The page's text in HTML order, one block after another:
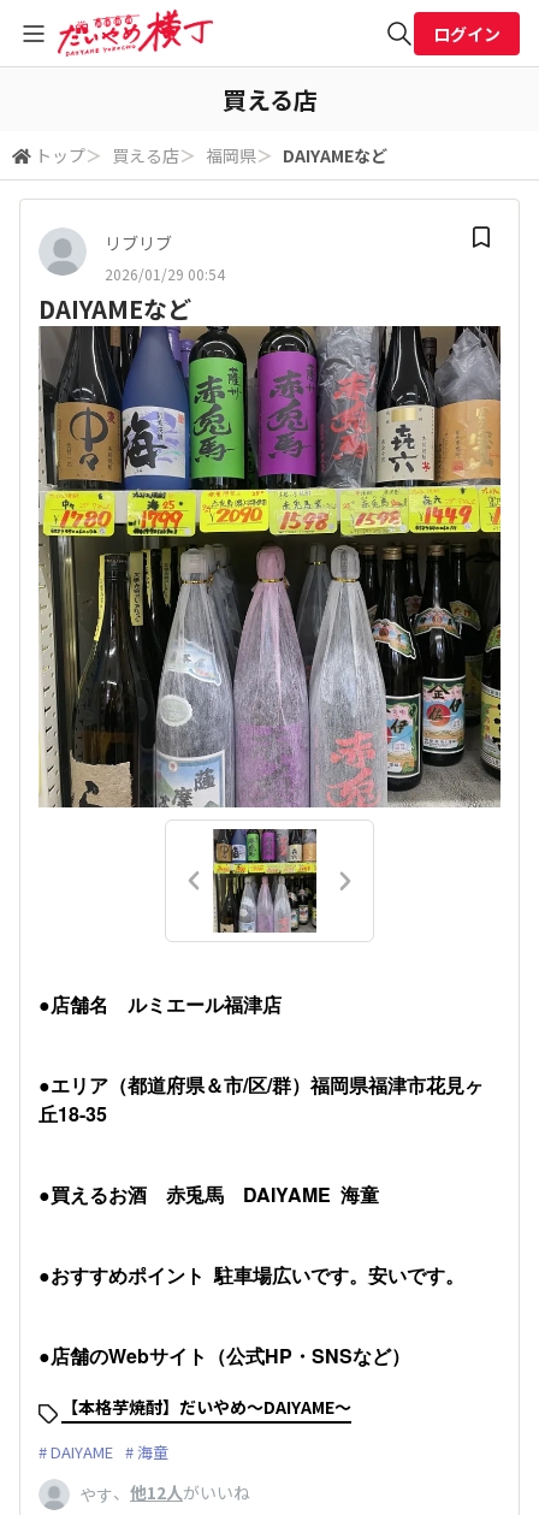
検索
ログイン
買える店
トップ＞ 買える店＞ 福岡県＞ DAIYAMEなど
リブリブ
2026/01/29 00:54
DAIYAMEなど
●店舗名 ルミエール福津店
●エリア（都道府県＆市/区/群）福岡県福津市花見ヶ
丘18-35
●買えるお酒 赤兎馬 DAIYAME 海童
●おすすめポイント 駐車場広いです。安いです。
●店舗のWebサイト（公式HP・SNSなど）
【本格芋焼酎】だいやめ～DAIYAME～
DAIYAME 海童
やす、 他12人がいいね